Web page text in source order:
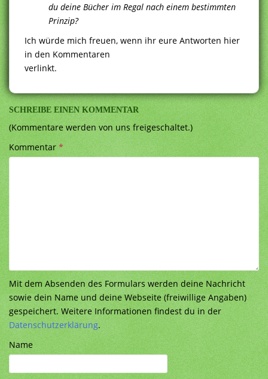
du deine Bücher im Regal nach einem bestimmten
Prinzip?
Ich würde mich freuen, wenn ihr eure Antworten hier
in den Kommentaren
verlinkt.
SCHREIBE EINEN KOMMENTAR
(Kommentare werden von uns freigeschaltet.)
Kommentar*
Mit dem Absenden des Formulars werden deine Nachricht
sowie dein Name und deine Webseite (freiwillige Angaben)
gespeichert. Weitere Informationen findest du in der
Datenschutzerklärung.
Name